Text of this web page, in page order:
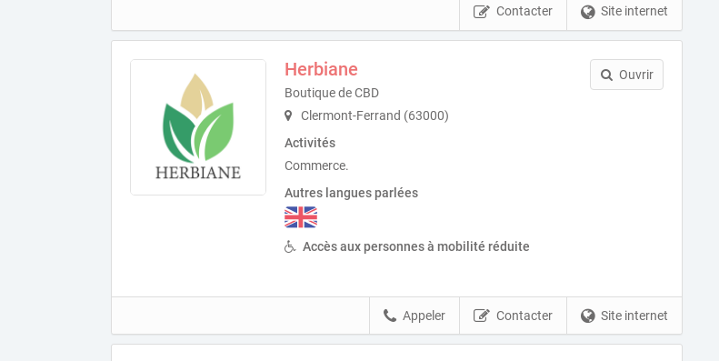
Site internet
Contacter
Herbiane
Boutique de CBD
Clermont-Ferrand (63000)
Activités
Commerce.
Autres langues parlées
Accès aux personnes à mobilité réduite
Ouvrir
Site internet
Contacter
Appeler